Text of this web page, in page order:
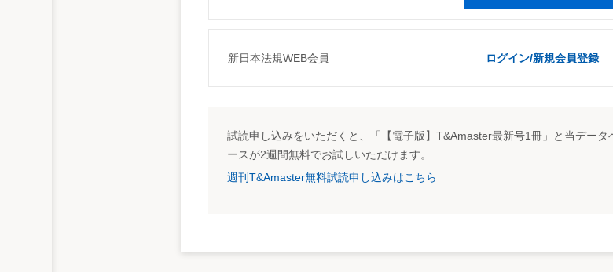
新日本法規WEB会員 ログイン/新規会員登録
試読申し込みをいただくと、「【電子版】T&Amaster最新号1冊」と当データ
ースが2週間無料でお試しいただけます。
週刊T&Amaster無料試読申し込みはこちら